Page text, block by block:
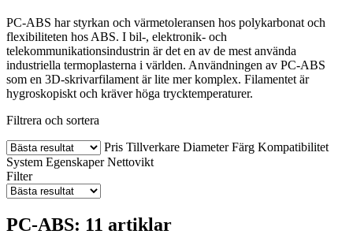
PC-ABS har styrkan och värmetoleransen hos polykarbonat och
flexibiliteten hos ABS. I bil-, elektronik- och
telekommunikationsindustrin är det en av de mest använda
industriella termoplasterna i världen. Användningen av PC-ABS
som en 3D-skrivarfilament är lite mer komplex. Filamentet är
hygroskopiskt och kräver höga trycktemperaturer.
Filtrera och sortera
Pris Tillverkare Diameter Färg Kompatibilitet
System Egenskaper Nettovikt
Filter
PC-ABS: 11 artiklar